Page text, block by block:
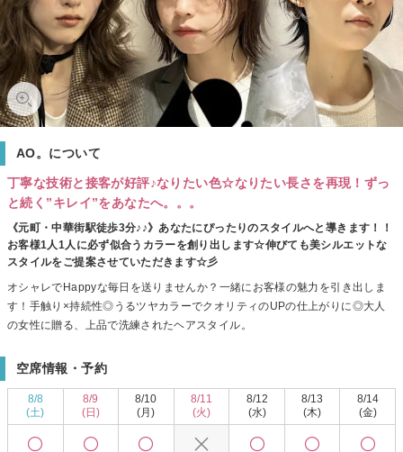
AO。について
丁寧な技術と接客が好評♪なりたい色☆なりたい長さを再現！ずっ
と続く”キレイ”をあなたへ。。。
《元町・中華街駅徒歩3分♪♪》あなたにぴったりのスタイルへと導きます！！
お客様1人1人に必ず似合うカラーを創り出します☆伸びても美シルエットな
スタイルをご提案させていただきます☆彡
オシャレでHappyな毎日を送りませんか？一緒にお客様の魅力を引き出しま
す！手触り×持続性◎うるツヤカラーでクオリティのUPの仕上がりに◎大人
の女性に贈る、上品で洗練されたヘアスタイル。
空席情報・予約
8/8
(土)
8/9
(日)
8/10
(月)
8/11
(火)
8/12
(水)
8/13
(木)
8/14
(金)